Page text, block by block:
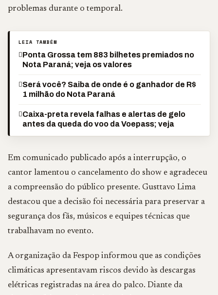
problemas durante o temporal.
LEIA TAMBÉM
Ponta Grossa tem 883 bilhetes premiados no
Nota Paraná; veja os valores
Será você? Saiba de onde é o ganhador de R$
1 milhão do Nota Paraná
Caixa-preta revela falhas e alertas de gelo
antes da queda do voo da Voepass; veja
Em comunicado publicado após a interrupção, o
cantor lamentou o cancelamento do show e agradeceu
a compreensão do público presente. Gusttavo Lima
destacou que a decisão foi necessária para preservar a
segurança dos fãs, músicos e equipes técnicas que
trabalhavam no evento.
A organização da Fespop informou que as condições
climáticas apresentavam riscos devido às descargas
elétricas registradas na área do palco. Diante da